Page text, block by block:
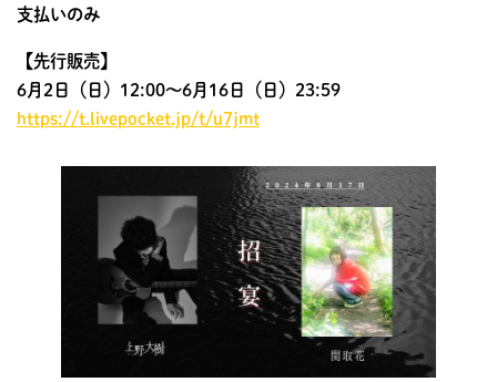
支払いのみ
【先行販売】
6月2日（日）12:00〜6月16日（日）23:59
https://t.livepocket.jp/t/u7jmt